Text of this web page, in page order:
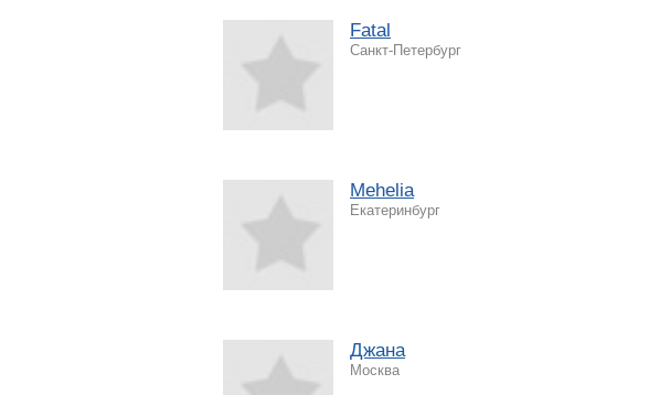
Fatal
Санкт-Петербург
Mehelia
Екатеринбург
Джана
Москва